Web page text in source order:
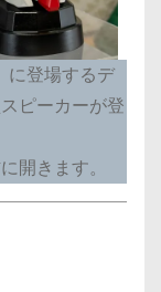
に登場するデ
ピーカーが登
開きます。